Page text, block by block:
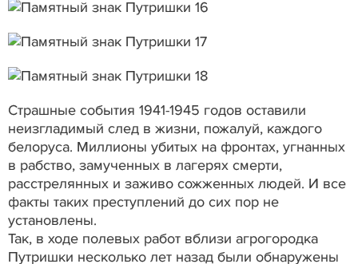
Страшные события 1941-1945 годов оставили
неизгладимый след в жизни, пожалуй, каждого
белоруса. Миллионы убитых на фронтах, угнанных
в рабство, замученных в лагерях смерти,
расстрелянных и заживо сожженных людей. И все
факты таких преступлений до сих пор не
установлены.
Так, в ходе полевых работ вблизи агрогородка
Путришки несколько лет назад были обнаружены